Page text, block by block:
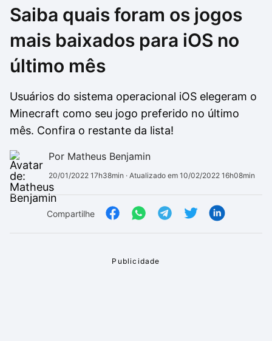
Drivers
Ver mais
Outros
Ver mais
Saiba quais foram os jogos
mais baixados para iOS no
último mês
Usuários do sistema operacional iOS elegeram o
Minecraft como seu jogo preferido no último
mês. Confira o restante da lista!
Por Matheus Benjamin
20/01/2022 17h38min · Atualizado em 10/02/2022 16h08min
Compartilhe